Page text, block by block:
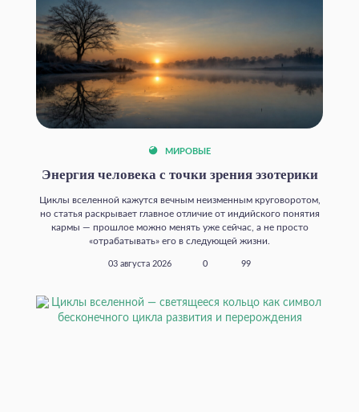
МИРОВЫЕ
Энергия человека с точки зрения эзотерики
Циклы вселенной кажутся вечным неизменным круговоротом,
но статья раскрывает главное отличие от индийского понятия
кармы — прошлое можно менять уже сейчас, а не просто
«отрабатывать» его в следующей жизни.
03 августа 2026 0 99